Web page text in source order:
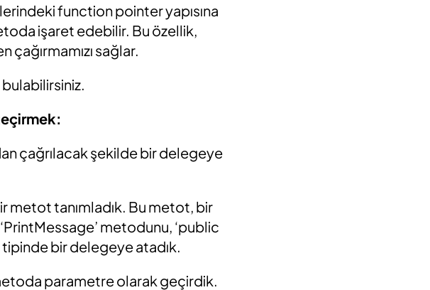
function pointer yapısına
işaret edebilir. Bu özellik,
sağlar.
çağrılacak şekilde bir delegeye
metot tanımladık. Bu metot, bir
metodunu, ‘public
bir delegeye atadık.
parametre olarak geçirdik.